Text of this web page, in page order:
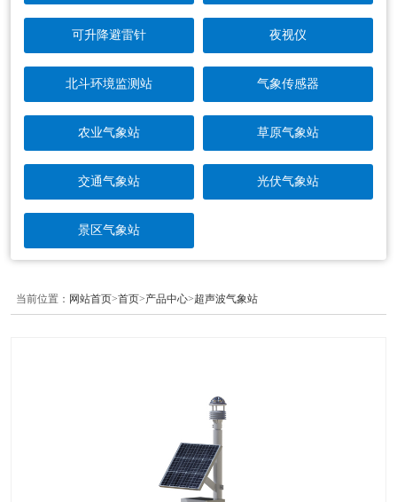
可升降避雷针 夜视仪
北斗环境监测站 气象传感器
农业气象站 草原气象站
交通气象站 光伏气象站
景区气象站
当前位置： 网站首页>首页>产品中心>超声波气象站